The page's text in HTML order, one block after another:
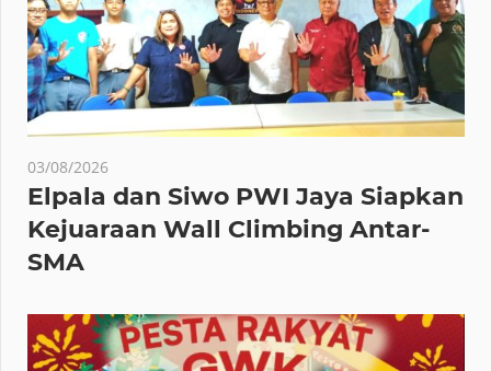
03/08/2026
Elpala dan Siwo PWI Jaya Siapkan
Kejuaraan Wall Climbing Antar-
SMA